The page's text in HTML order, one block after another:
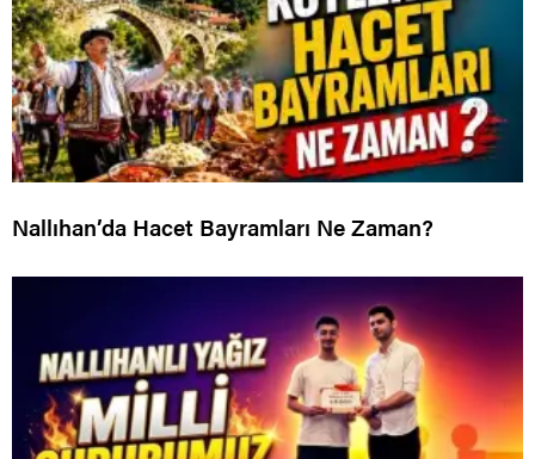
Nallıhan’da Hacet Bayramları Ne Zaman?